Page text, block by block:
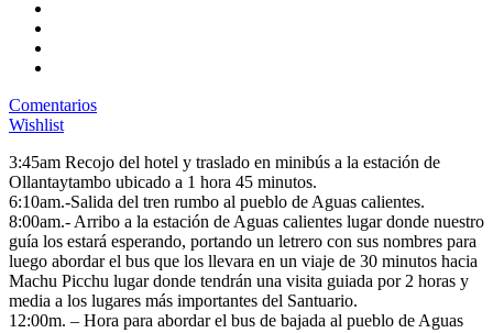
Comentarios
Wishlist
3:45am Recojo del hotel y traslado en minibús a la estación de
Ollantaytambo ubicado a 1 hora 45 minutos.
6:10am.-Salida del tren rumbo al pueblo de Aguas calientes.
8:00am.- Arribo a la estación de Aguas calientes lugar donde nuestro
guía los estará esperando, portando un letrero con sus nombres para
luego abordar el bus que los llevara en un viaje de 30 minutos hacia
Machu Picchu lugar donde tendrán una visita guiada por 2 horas y
media a los lugares más importantes del Santuario.
12:00m. – Hora para abordar el bus de bajada al pueblo de Aguas